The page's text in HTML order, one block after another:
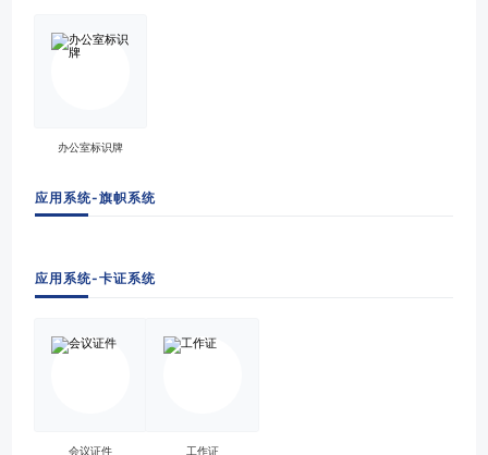
办公室标识牌
应用系统-旗帜系统
应用系统-卡证系统
会议证件 工作证